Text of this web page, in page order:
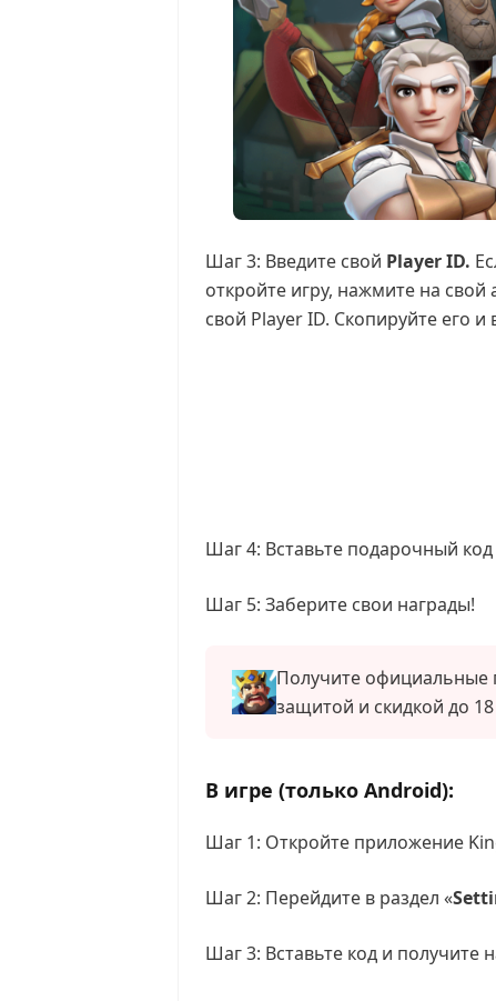
Шаг 3: Введите свой Player ID.
откройте игру, нажмите на
свой Player ID. Скопируйте его и
Шаг 4: Вставьте подарочный
Шаг 5: Заберите свои награды!
Получите официальные пополнения Kingshot
защитой и скидкой до 18
В игре (только Android):
Шаг 1: Откройте приложение
Шаг 2: Перейдите в раздел «
Шаг 3: Вставьте код и получите